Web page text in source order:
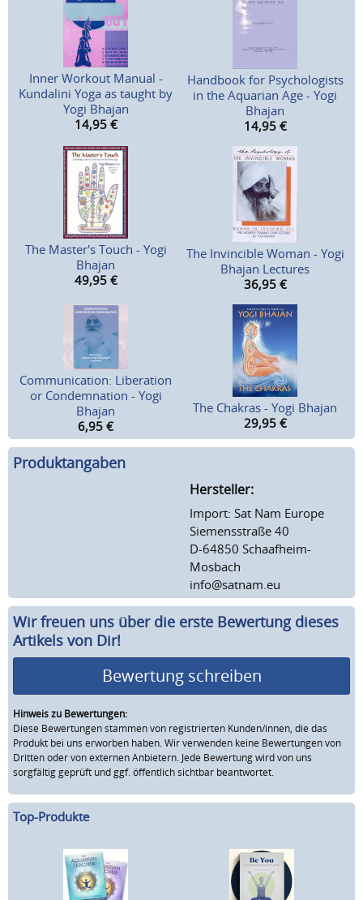
Inner Workout Manual -
Kundalini Yoga as taught by
Yogi Bhajan
14,95 €
Handbook for Psychologists
in the Aquarian Age - Yogi
Bhajan
14,95 €
The Master's Touch - Yogi
Bhajan
49,95 €
The Invincible Woman - Yogi
Bhajan Lectures
36,95 €
Communication: Liberation
or Condemnation - Yogi
Bhajan
6,95 €
The Chakras - Yogi Bhajan
29,95 €
Produktangaben
Hersteller:
Import: Sat Nam Europe
Siemensstraße 40
D-64850 Schaafheim-
Mosbach
info@satnam.eu
Wir freuen uns über die erste Bewertung dieses
Artikels von Dir!
Bewertung schreiben
Hinweis zu Bewertungen:
Diese Bewertungen stammen von registrierten Kunden/innen, die das
Produkt bei uns erworben haben. Wir verwenden keine Bewertungen von
Dritten oder von externen Anbietern. Jede Bewertung wird von uns
sorgfältig geprüft und ggf. öffentlich sichtbar beantwortet.
Top-Produkte